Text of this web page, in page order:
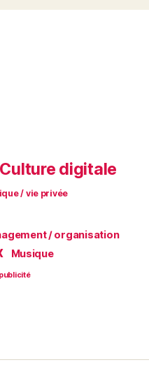
Culture digitale
/ vie privée
/ organisation
Musique